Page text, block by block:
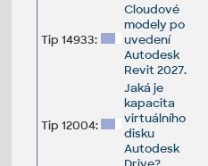
Tip 14933:
Cloudové
modely po
uvedení
Autodesk
Revit 2027.
Tip 12004:
Jaká je
kapacita
virtuálního
disku
Autodesk